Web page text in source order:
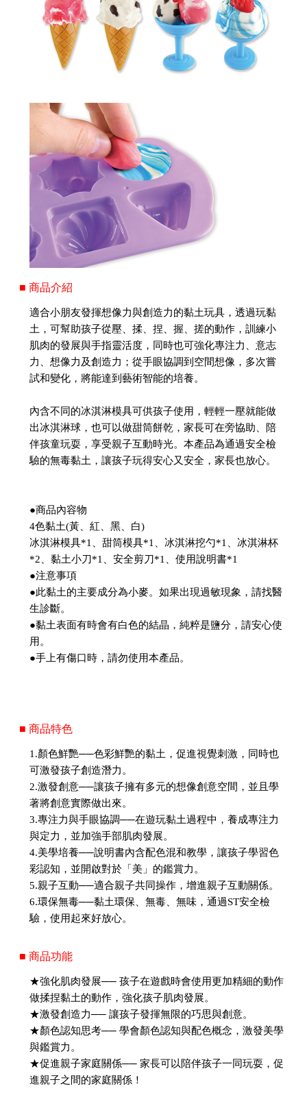
■ 商品介紹
適合小朋友發揮想像力與創造力的黏土玩具，透過玩黏
土，可幫助孩子從壓、揉、捏、握、搓的動作，訓練小
肌肉的發展與手指靈活度，同時也可強化專注力、意志
力、想像力及創造力；從手眼協調到空間想像，多次嘗
試和變化，將能達到藝術智能的培養。
內含不同的冰淇淋模具可供孩子使用，輕輕一壓就能做
出冰淇淋球，也可以做甜筒餅乾，家長可在旁協助、陪
伴孩童玩耍，享受親子互動時光。本產品為通過安全檢
驗的無毒黏土，讓孩子玩得安心又安全，家長也放心。
●商品內容物
4色黏土(黃、紅、黑、白)
冰淇淋模具*1、甜筒模具*1、冰淇淋挖勺*1、冰淇淋杯
*2、黏土小刀*1、安全剪刀*1、使用說明書*1
●注意事項
●此黏土的主要成分為小麥。如果出現過敏現象，請找醫
生診斷。
●黏土表面有時會有白色的結晶，純粹是鹽分，請安心使
用。
●手上有傷口時，請勿使用本產品。
■ 商品特色
1.顏色鮮艷──色彩鮮艷的黏土，促進視覺刺激，同時也
可激發孩子創造潛力。
2.激發創意──讓孩子擁有多元的想像創意空間，並且學
著將創意實際做出來。
3.專注力與手眼協調──在遊玩黏土過程中，養成專注力
與定力，並加強手部肌肉發展。
4.美學培養──說明書內含配色混和教學，讓孩子學習色
彩認知，並開啟對於「美」的鑑賞力。
5.親子互動──適合親子共同操作，增進親子互動關係。
6.環保無毒──黏土環保、無毒、無味，通過ST安全檢
驗，使用起來好放心。
■ 商品功能
★強化肌肉發展── 孩子在遊戲時會使用更加精細的動作
做揉捏黏土的動作，強化孩子肌肉發展。
★激發創造力── 讓孩子發揮無限的巧思與創意。
★顏色認知思考── 學會顏色認知與配色概念，激發美學
與鑑賞力。
★促進親子家庭關係── 家長可以陪伴孩子一同玩耍，促
進親子之間的家庭關係！